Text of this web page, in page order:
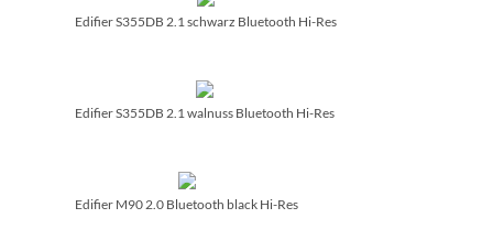
Edifier S355DB 2.1 schwarz Bluetooth Hi-Res
Edifier S355DB 2.1 walnuss Bluetooth Hi-Res
Edifier M90 2.0 Bluetooth black Hi-Res